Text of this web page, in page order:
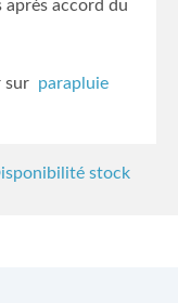
après accord du
sur parapluie
stock